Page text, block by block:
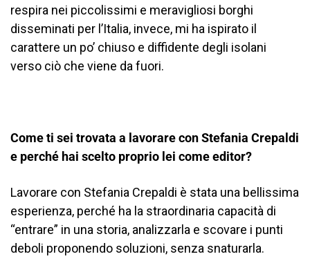
respira nei piccolissimi e meravigliosi borghi
disseminati per l’Italia, invece, mi ha ispirato il
carattere un po’ chiuso e diffidente degli isolani
verso ciò che viene da fuori.
Come ti sei trovata a lavorare con Stefania Crepaldi
e perché hai scelto proprio lei come editor?
Lavorare con Stefania Crepaldi è stata una bellissima
esperienza, perché ha la straordinaria capacità di
“entrare” in una storia, analizzarla e scovare i punti
deboli proponendo soluzioni, senza snaturarla.